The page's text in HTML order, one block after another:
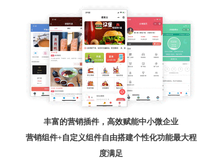
丰富的营销插件，高效赋能中小微企业
营销组件+自定义组件自由搭建个性化功能最大程
度满足